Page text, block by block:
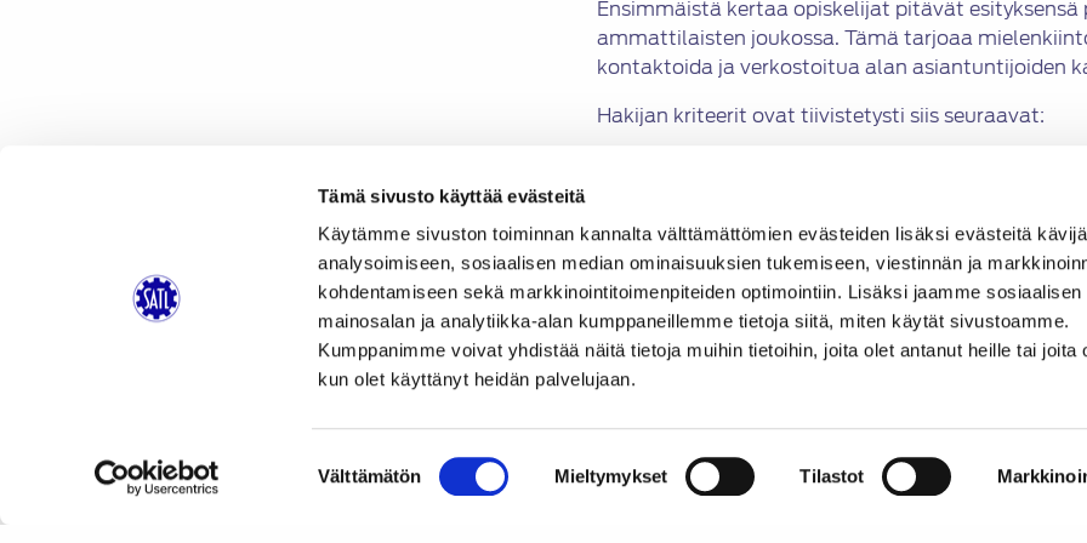
Tämä sivusto käyttää evästeitä
Käytämme sivuston toiminnan kannalta välttämättömien evästeiden lisäksi evästeitä
analysoimiseen, sosiaalisen median ominaisuuksien tukemiseen, viestinnän ja
kohdentamiseen sekä markkinointitoimenpiteiden optimointiin. Lisäksi jaamme sosiaalisen
mainosalan ja analytiikka-alan kumppaneillemme tietoja siitä, miten käytät sivustoamme.
Kumppanimme voivat yhdistää näitä tietoja muihin tietoihin, joita olet antanut heille tai joita
kun olet käyttänyt heidän palvelujaan.
valinta
Välttämätön Mieltymykset Tilastot
Ensimmäistä kertaa opiskelijat pitävät esityksensä
ammattilaisten joukossa. Tämä tarjoaa
kontaktoida ja verkostoitua alan asiantuntijoiden
Hakijan kriteerit ovat tiivistetysti siis seuraavat:
valintaa tehtäessä esityksen aiheen lisäksi
opintomenestystä ja opintojen vaihetta
hakijan tulee pitää englanninkielinen
hänen tulee toimittaa kongressin järjestäjälle
esityksen tiivistelmä opiskelijakongressissa
https://www.fisita.com/fisita2020/students
vapaamuotoinen raportti, jonka sisältö julkaistaan
2/2020 joulukuun alussa (sisällön deadline